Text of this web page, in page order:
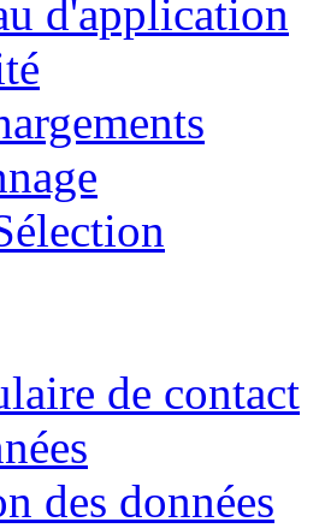
d'application
de contact
des données